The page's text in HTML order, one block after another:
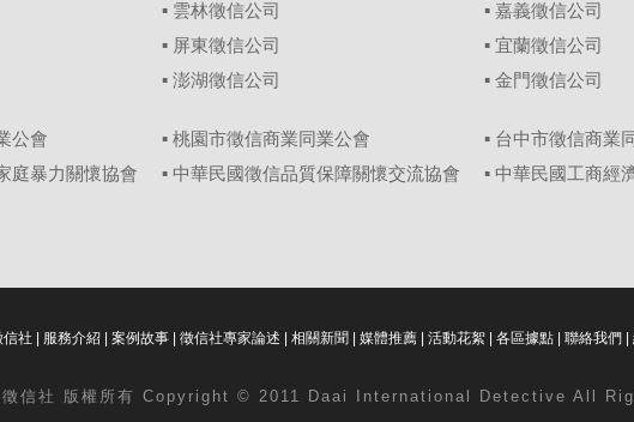
▪ 雲林徵信公司 ▪ 嘉義徵信公司
▪ 屏東徵信公司 ▪ 宜蘭徵信公司
▪ 澎湖徵信公司 ▪ 金門徵信公司
公會 ▪ 桃園市徵信商業同業公會 ▪ 台中市徵信商業
庭暴力關懷協會
▪ 中華民國徵信品質保障關懷交流協會 ▪ 中華民國工商經
信社 服務介紹 案例故事 徵信社專家論述 相關新聞 媒體推薦 活動花絮 各區據點 聯絡我們
徵信社 版權所有 Copyright © 2011 Daai International Detective All